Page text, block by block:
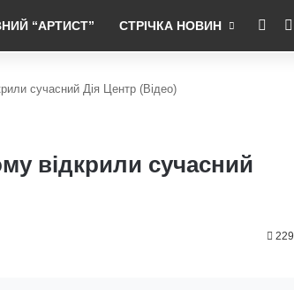
“АРТИСТ” СТРІЧКА НОВИН RSS
сучасний Дія Центр (Відео)
відкрили сучасний
229